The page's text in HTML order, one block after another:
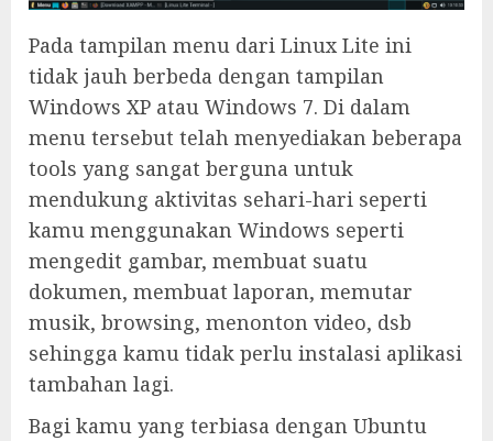
Pada tampilan menu dari Linux Lite ini
tidak jauh berbeda dengan tampilan
Windows XP atau Windows 7. Di dalam
menu tersebut telah menyediakan beberapa
tools yang sangat berguna untuk
mendukung aktivitas sehari-hari seperti
kamu menggunakan Windows seperti
mengedit gambar, membuat suatu
dokumen, membuat laporan, memutar
musik, browsing, menonton video, dsb
sehingga kamu tidak perlu instalasi aplikasi
tambahan lagi.
Bagi kamu yang terbiasa dengan Ubuntu